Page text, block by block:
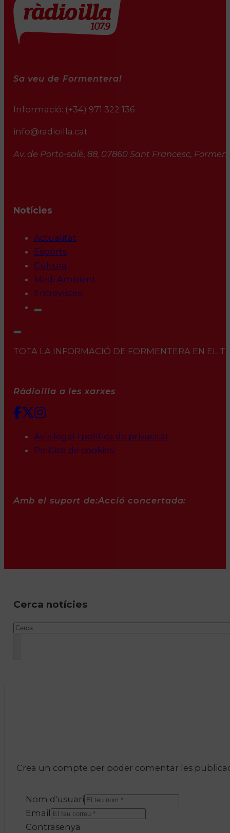
Sa veu de Formentera!
Informació: (+34) 971 322 136
info@radioilla.cat
Av. de Porto-salè, 88, 07860 Sant Francesc,
Notícies
Actualitat
Esports
Cultura
Medi Ambient
Entrevistes
TOTA LA INFORMACIÓ DE FORMENTERA EN EL
Ràdioilla a les xarxes
Avís legal i política de privacitat
Política de cookies
Amb el suport de:Acció concertada:
Cerca notícies
Cercar
Crea un compte per poder comentar les
Nom d'usuari
Email
Contrasenya